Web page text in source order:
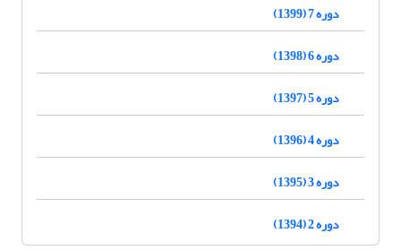
دوره 7 (1399)
دوره 6 (1398)
دوره 5 (1397)
دوره 4 (1396)
دوره 3 (1395)
دوره 2 (1394)